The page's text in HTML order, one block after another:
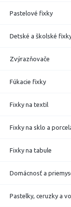
Pastelové fixky
Detské a školské
Zvýrazňovače
Fúkacie fixky
Fixky na textil
Fixky na sklo a
Fixky na tabule
Domácnosť a
Pastelky, ceruzky a